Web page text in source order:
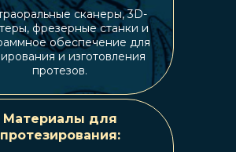
сканеры, 3D-
фрезерные станки и
обеспечение для
и изготовления
протезов.
Материалы для
протезирования: